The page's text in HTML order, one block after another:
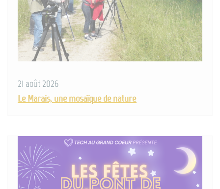
21 août 2026
Le Marais, une mosaïque de nature